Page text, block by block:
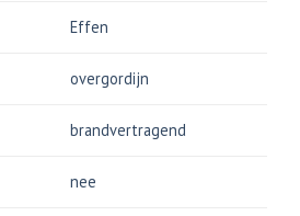
Effen
overgordijn
brandvertragend
nee